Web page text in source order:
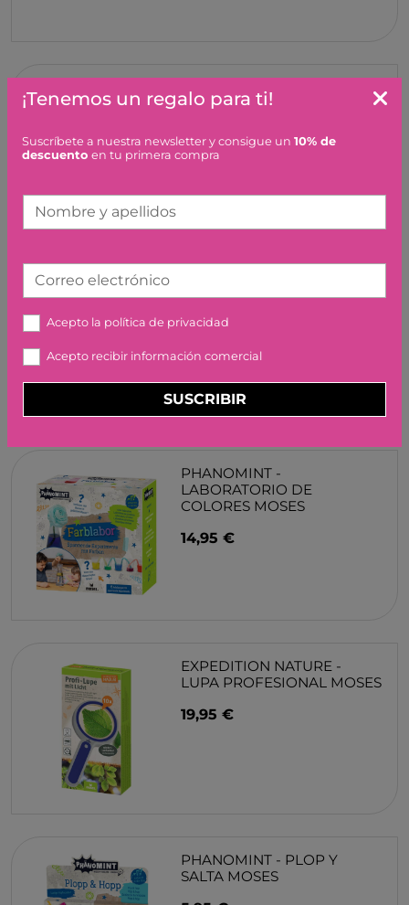
VENTILADOR USB BUNNY
METALICO MOSES
9,95 €
LUZ LED MOSES
7,95 €
PHANOMINT -
LABORATORIO DE
COLORES MOSES
14,95 €
EXPEDITION NATURE -
LUPA PROFESIONAL MOSES
19,95 €
PHANOMINT - PLOP Y
SALTA MOSES
¡Tenemos un regalo para ti!
Suscríbete a nuestra newsletter y consigue un 10% de
descuento en tu primera compra
Nombre y apellidos
Correo electrónico
Acepto la política de privacidad
Acepto recibir información comercial
SUSCRIBIR